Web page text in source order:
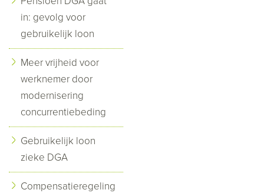
in: gevolg voor
gebruikelijk loon
Meer vrijheid voor
werknemer door
modernisering
concurrentiebeding
Gebruikelijk loon
zieke DGA
Compensatieregeling